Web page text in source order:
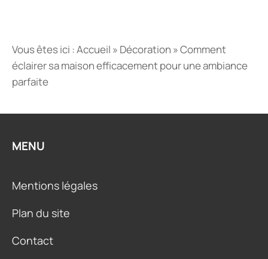
Vous êtes ici :Accueil » Décoration »Comment
éclairer sa maison efficacement pour une ambiance
parfaite
MENU
Mentions légales
Plan du site
Contact